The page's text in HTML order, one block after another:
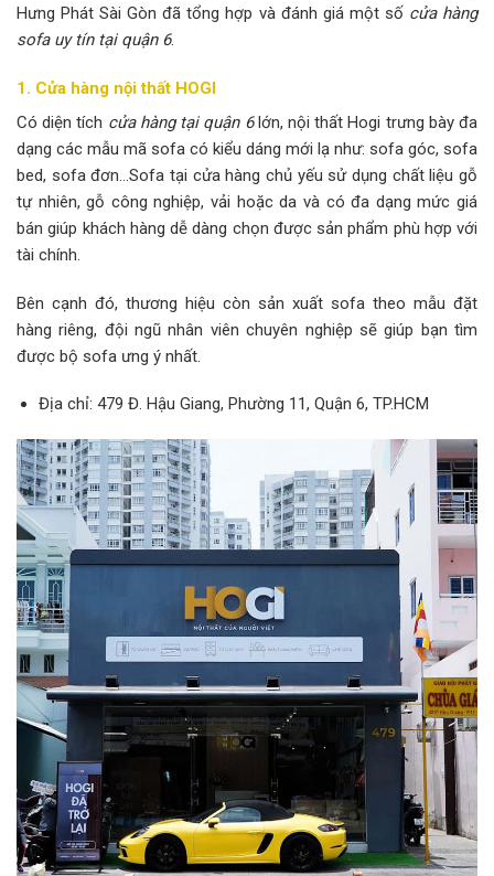
Hưng Phát Sài Gòn đã tổng hợp và đánh giá một số cửa hàng
sofa uy tín tại quận 6.
1. Cửa hàng nội thất HOGI
Có diện tích cửa hàng tại quận 6lớn, nội thất Hogi trưng bày đa
dạng các mẫu mã sofa có kiểu dáng mới lạ như: sofa góc, sofa
bed, sofa đơn…Sofa tại cửa hàng chủ yếu sử dụng chất liệu gỗ
tự nhiên, gỗ công nghiệp, vải hoặc da và có đa dạng mức giá
bán giúp khách hàng dễ dàng chọn được sản phẩm phù hợp với
tài chính.
Bên cạnh đó, thương hiệu còn sản xuất sofa theo mẫu đặt
hàng riêng, đội ngũ nhân viên chuyên nghiệp sẽ giúp bạn tìm
được bộ sofa ưng ý nhất.
Địa chỉ: 479 Đ. Hậu Giang, Phường 11, Quận 6, TP.HCM